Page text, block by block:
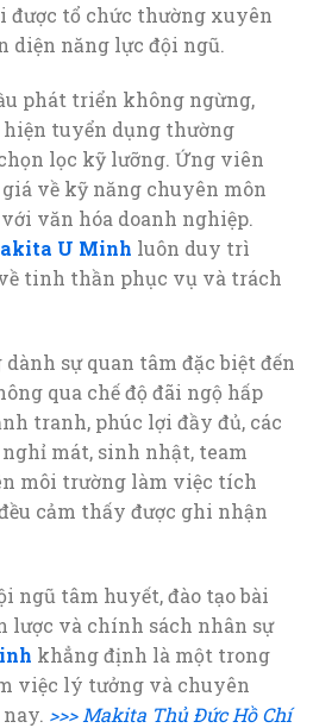
được tổ chức thường xuyên
diện năng lực đội ngũ.
phát triển không ngừng,
tuyển dụng thường
lọc kỹ lưỡng. Ứng viên
về kỹ năng chuyên môn
văn hóa doanh nghiệp.
U Minh luôn duy trì
tinh thần phục vụ và trách
dành sự quan tâm đặc biệt đến
qua chế độ đãi ngộ hấp
tranh, phúc lợi đầy đủ, các
mát, sinh nhật, team
môi trường làm việc tích
cảm thấy được ghi nhận
ngũ tâm huyết, đào tạo bài
lược và chính sách nhân sự
khẳng định là một trong
việc lý tưởng và chuyên
>>> Makita Thủ Đức Hồ Chí